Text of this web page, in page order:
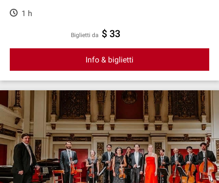
1 h
Biglietti da $ 33
Info & biglietti